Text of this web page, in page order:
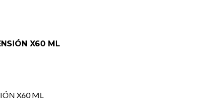
X60 ML
X60 ML